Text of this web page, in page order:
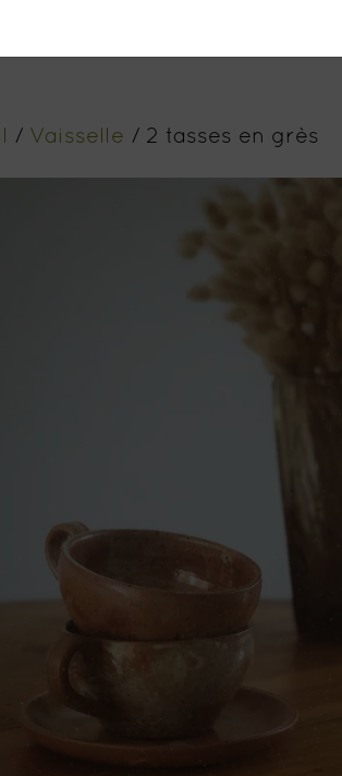
/ Vaisselle / 2 tasses en grès